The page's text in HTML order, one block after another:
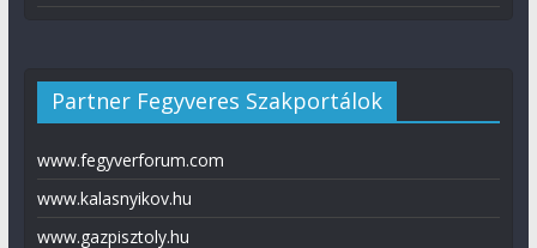
Partner Fegyveres Szakportálok
www.fegyverforum.com
www.kalasnyikov.hu
www.gazpisztoly.hu